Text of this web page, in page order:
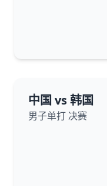
中国 vs 韩国
男子单打 决赛